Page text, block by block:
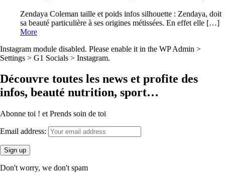
Zendaya Coleman taille et poids infos silhouette : Zendaya, doit
sa beauté particulière à ses origines métissées. En effet elle […]
More
Instagram module disabled. Please enable it in the WP Admin >
Settings > G1 Socials > Instagram.
Découvre toutes les news et profite des
infos, beauté nutrition, sport…
Abonne toi ! et Prends soin de toi
Email address:
Don't worry, we don't spam